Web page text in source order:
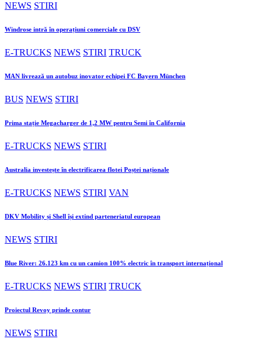
NEWS STIRI
Windrose intră în operațiuni comerciale cu DSV
E-TRUCKS NEWS STIRI TRUCK
MAN livrează un autobuz inovator echipei FC Bayern München
BUS NEWS STIRI
Prima stație Megacharger de 1,2 MW pentru Semi în California
E-TRUCKS NEWS STIRI
Australia investește în electrificarea flotei Poștei naționale
E-TRUCKS NEWS STIRI VAN
DKV Mobility și Shell își extind parteneriatul european
NEWS STIRI
Blue River: 26.123 km cu un camion 100% electric în transport internațional
E-TRUCKS NEWS STIRI TRUCK
Proiectul Revoy prinde contur
NEWS STIRI